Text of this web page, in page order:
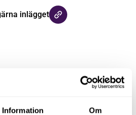
Information Om
inlägget